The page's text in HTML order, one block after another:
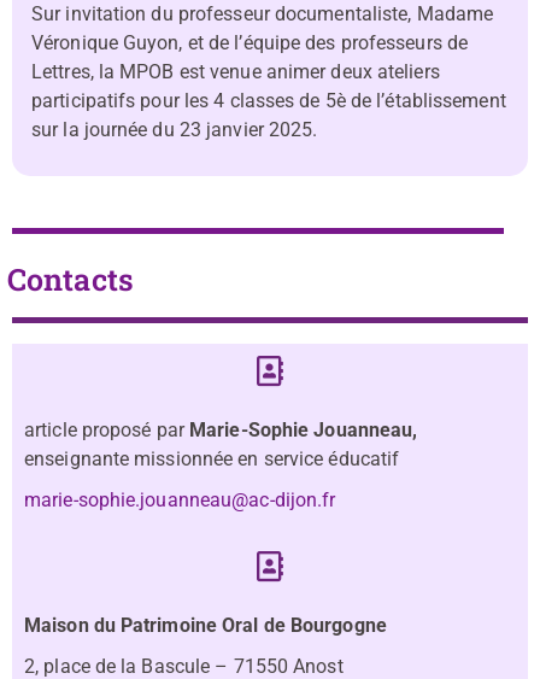
Sur invitation du professeur documentaliste, Madame
Véronique Guyon, et de l’équipe des professeurs de
Lettres, la MPOB est venue animer deux ateliers
participatifs pour les 4 classes de 5è de l’établissement
sur la journée du 23 janvier 2025.
Contacts
article proposé parMarie-Sophie Jouanneau,
enseignante missionnée en service éducatif
marie-sophie.jouanneau@ac-dijon.fr
Maison du Patrimoine Oral de Bourgogne
2, place de la Bascule – 71550 Anost